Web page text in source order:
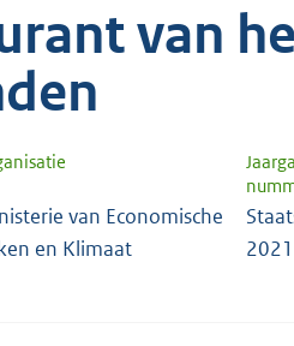
van
van Economische
en Klimaat